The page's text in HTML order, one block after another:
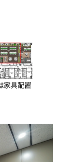
家具配置